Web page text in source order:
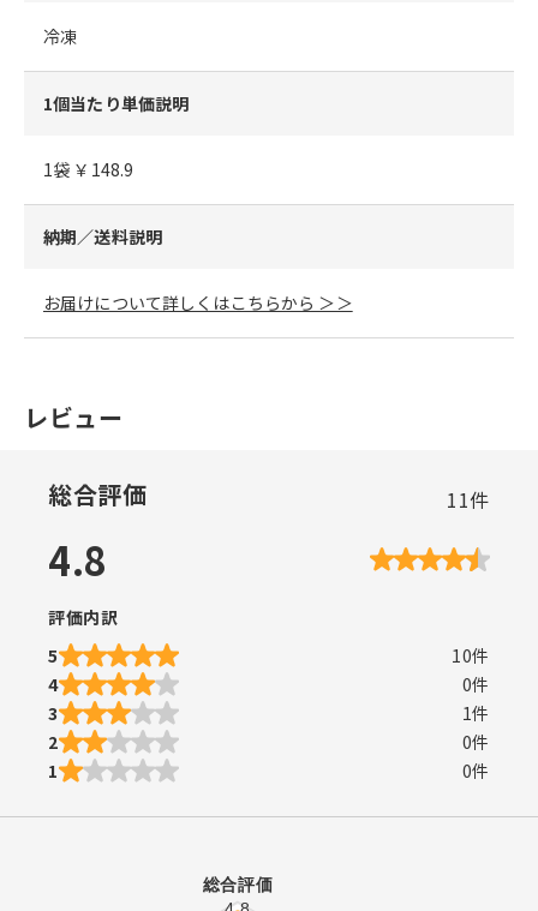
冷凍
1個当たり単価説明
1袋 ￥148.9
納期／送料説明
お届けについて詳しくはこちらから ＞＞
レビュー
総合評価 11件
4.8
評価内訳
5
10件
4
0件
3
1件
2
0件
1
0件